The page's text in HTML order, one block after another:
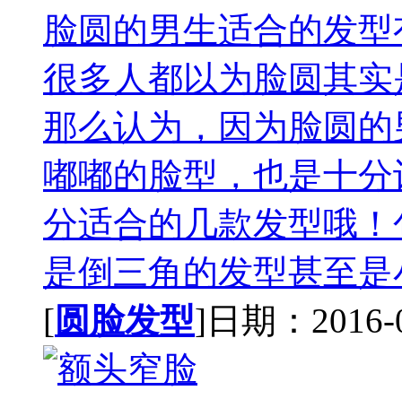
脸圆的男生适合的发
很多人都以为脸圆其
那么认为，因为脸圆
嘟嘟的脸型，也是十
分适合的几款发型哦
是倒三角的发型甚至
[圆脸发型]日期：2016-